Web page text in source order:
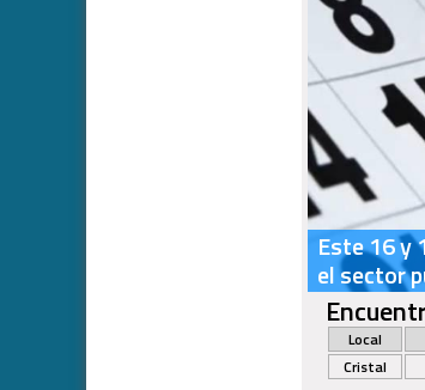
Este 16 y
el sector
Local
Cristal